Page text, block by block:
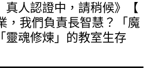
真人認證中，請稍候》【
，我們負責長智慧？「魔
靈魂修煉」的教室生存